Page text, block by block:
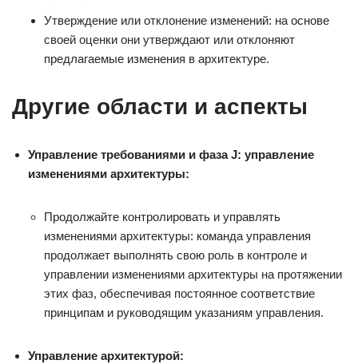
Утверждение или отклонение изменений: на основе
своей оценки они утверждают или отклоняют
предлагаемые изменения в архитектуре.
Другие области и аспекты
Управление требованиями и фаза J: управление
изменениями архитектуры:
Продолжайте контролировать и управлять
изменениями архитектуры: команда управления
продолжает выполнять свою роль в контроле и
управлении изменениями архитектуры на протяжении
этих фаз, обеспечивая постоянное соответствие
принципам и руководящим указаниям управления.
Управление архитектурой: